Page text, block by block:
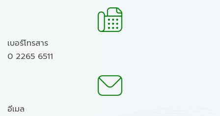
เบอร์โทรสาร
0 2265 6511
อีเมล